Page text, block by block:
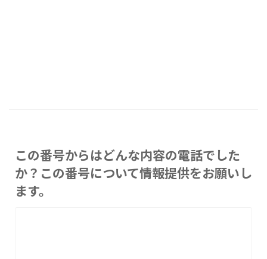
この番号からはどんな内容の電話でした
か？この番号について情報提供をお願いし
ます。